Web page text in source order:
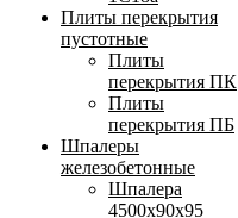
Плиты перекрытия
пустотные
Плиты
перекрытия ПК
Плиты
перекрытия ПБ
Шпалеры
железобетонные
Шпалера
4500х90х95